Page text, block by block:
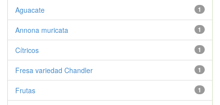
1
Aguacate
1
Annona muricata
1
Cítricos
1
Fresa variedad Chandler
1
Frutas